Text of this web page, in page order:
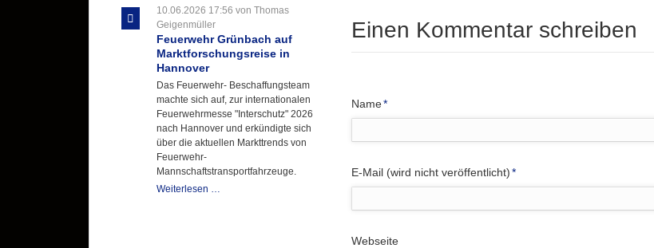
Einen Kommentar schreiben
Pflichtfeld
Name*
Pflichtfeld
E-Mail (wird nicht veröffentlicht)*
Webseite
Informationen
Hannover
aus
10.06.2026 17:56 von Thomas
Geigenmüller
Feuerwehr Grünbach auf
Marktforschungsreise in
Hannover
Das Feuerwehr- Beschaffungsteam
machte sich auf, zur internationalen
Feuerwehrmesse "Interschutz" 2026
nach Hannover und erkündigte sich
über die aktuellen Markttrends von
Feuerwehr-
Mannschaftstransportfahrzeuge.
Weiterlesen …